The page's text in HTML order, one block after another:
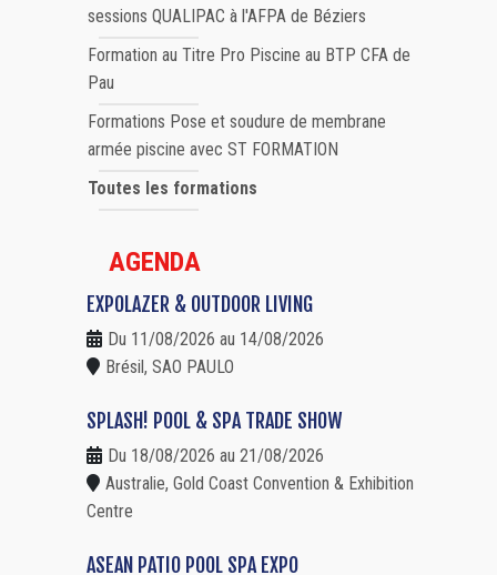
sessions QUALIPAC à l'AFPA de Béziers
Formation au Titre Pro Piscine au BTP CFA de
Pau
Formations Pose et soudure de membrane
armée piscine avec ST FORMATION
Toutes les formations
AGENDA
EXPOLAZER & OUTDOOR LIVING
Du 11/08/2026 au 14/08/2026
Brésil, SAO PAULO
SPLASH! POOL & SPA TRADE SHOW
Du 18/08/2026 au 21/08/2026
Australie, Gold Coast Convention & Exhibition
Centre
ASEAN PATIO POOL SPA EXPO